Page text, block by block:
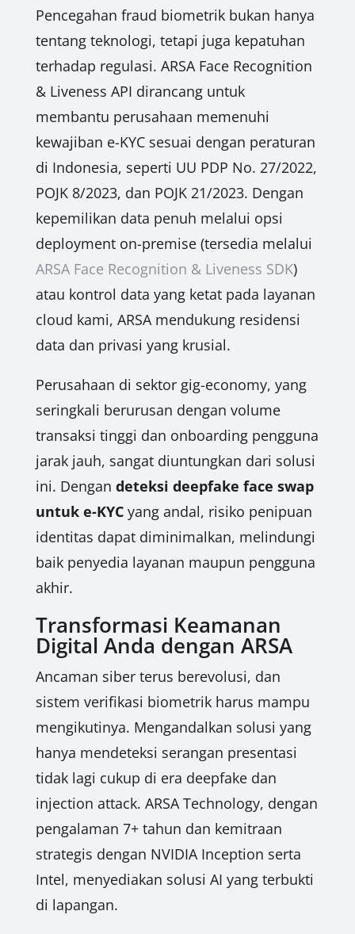
Pencegahan fraud biometrik bukan hanya
tentang teknologi, tetapi juga kepatuhan
terhadap regulasi. ARSA Face Recognition
& Liveness API dirancang untuk
membantu perusahaan memenuhi
kewajiban e-KYC sesuai dengan peraturan
di Indonesia, seperti UU PDP No. 27/2022,
POJK 8/2023, dan POJK 21/2023. Dengan
kepemilikan data penuh melalui opsi
deployment on-premise (tersedia melalui
ARSA Face Recognition & Liveness SDK)
atau kontrol data yang ketat pada layanan
cloud kami, ARSA mendukung residensi
data dan privasi yang krusial.
Perusahaan di sektor gig-economy, yang
seringkali berurusan dengan volume
transaksi tinggi dan onboarding pengguna
jarak jauh, sangat diuntungkan dari solusi
ini. Dengan deteksi deepfake face swap
untuk e-KYCyang andal, risiko penipuan
identitas dapat diminimalkan, melindungi
baik penyedia layanan maupun pengguna
akhir.
Transformasi Keamanan
Digital Anda dengan ARSA
Ancaman siber terus berevolusi, dan
sistem verifikasi biometrik harus mampu
mengikutinya. Mengandalkan solusi yang
hanya mendeteksi serangan presentasi
tidak lagi cukup di era deepfake dan
injection attack. ARSA Technology, dengan
pengalaman 7+ tahun dan kemitraan
strategis dengan NVIDIA Inception serta
Intel, menyediakan solusi AI yang terbukti
di lapangan.